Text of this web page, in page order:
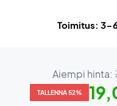
Toimitus: 3-
Aiempi hinta:
TALLENNA 52%